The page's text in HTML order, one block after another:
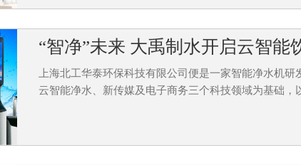
“智净”未来 大禹制水开启云智能
上海北工华泰环保科技有限公司便是一家智能净水机
云智能净水、新传媒及电子商务三个科技领域为基础